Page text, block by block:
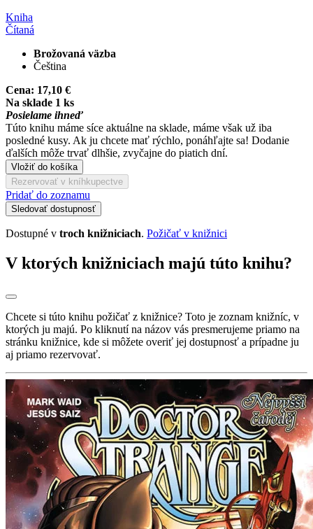
Kniha
Čítaná
Brožovaná väzba
Čeština
Cena: 17,10 €
Na sklade 1 ks
Posielame ihneď
Túto knihu máme síce aktuálne na sklade, máme však už iba
posledné kusy. Ak ju chcete mať rýchlo, ponáhľajte sa! Dodanie
ďalších môže trvať dlhšie, zvyčajne do piatich dní.
Vložiť do košíka
Rezervovať v kníhkupectve
Pridať do zoznamu
Sledovať dostupnosť
Dostupné v troch knižniciach. Požičať v knižnici
V ktorých knižniciach majú túto knihu?
Chcete si túto knihu požičať z knižnice? Toto je zoznam knižníc, v
ktorých ju majú. Po kliknutí na názov vás presmerujeme priamo na
stránku knižnice, kde si môžete overiť jej dostupnosť a prípadne ju
aj priamo rezervovať.